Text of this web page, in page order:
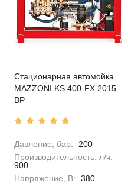
Стационарная автомойка
MAZZONI KS 400-FX 2015
BP
Давление, бар:
200
Производительность, л/ч:
900
Напряжение, В:
380